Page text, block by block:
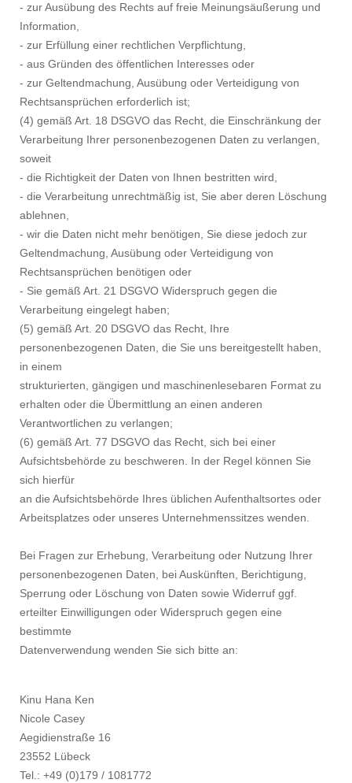
- zur Ausübung des Rechts auf freie Meinungsäußerung und
Information,
- zur Erfüllung einer rechtlichen Verpflichtung,
- aus Gründen des öffentlichen Interesses oder
- zur Geltendmachung, Ausübung oder Verteidigung von
Rechtsansprüchen erforderlich ist;
(4) gemäß Art. 18 DSGVO das Recht, die Einschränkung der
Verarbeitung Ihrer personenbezogenen Daten zu verlangen,
soweit
- die Richtigkeit der Daten von Ihnen bestritten wird,
- die Verarbeitung unrechtmäßig ist, Sie aber deren Löschung
ablehnen,
- wir die Daten nicht mehr benötigen, Sie diese jedoch zur
Geltendmachung, Ausübung oder Verteidigung von
Rechtsansprüchen benötigen oder
- Sie gemäß Art. 21 DSGVO Widerspruch gegen die
Verarbeitung eingelegt haben;
(5) gemäß Art. 20 DSGVO das Recht, Ihre
personenbezogenen Daten, die Sie uns bereitgestellt haben,
in einem
strukturierten, gängigen und maschinenlesebaren Format zu
erhalten oder die Übermittlung an einen anderen
Verantwortlichen zu verlangen;
(6) gemäß Art. 77 DSGVO das Recht, sich bei einer
Aufsichtsbehörde zu beschweren. In der Regel können Sie
sich hierfür
an die Aufsichtsbehörde Ihres üblichen Aufenthaltsortes oder
Arbeitsplatzes oder unseres Unternehmenssitzes wenden.
Bei Fragen zur Erhebung, Verarbeitung oder Nutzung Ihrer
personenbezogenen Daten, bei Auskünften, Berichtigung,
Sperrung oder Löschung von Daten sowie Widerruf ggf.
erteilter Einwilligungen oder Widerspruch gegen eine
bestimmte
Datenverwendung wenden Sie sich bitte an:
Kinu Hana Ken
Nicole Casey
Aegidienstraße 16
23552 Lübeck
Tel.: +49 (0)179 / 1081772